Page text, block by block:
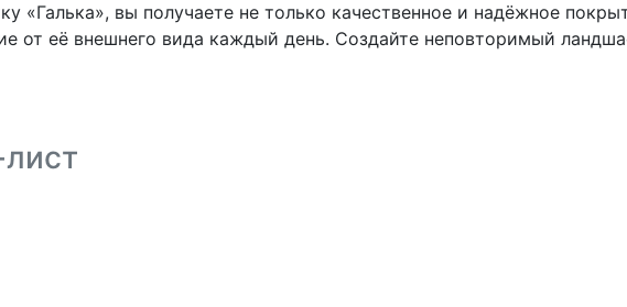
«Галька», вы получаете не только качественное и надёжное
от её внешнего вида каждый день. Создайте неповторимый